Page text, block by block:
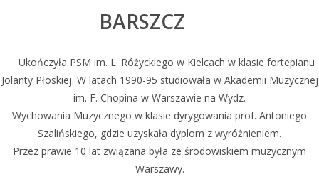
BARSZCZ
Ukończyła PSM im. L. Różyckiego w Kielcach w klasie fortepianu
Jolanty Płoskiej. W latach 1990-95 studiowała w Akademii Muzycznej
im. F. Chopina w Warszawie na Wydz.
Wychowania Muzycznego w klasie dyrygowania prof. Antoniego
Szalińskiego, gdzie uzyskała dyplom z wyróżnieniem.
Przez prawie 10 lat związana była ze środowiskiem muzycznym
Warszawy.